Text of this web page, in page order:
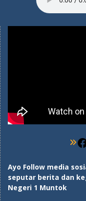
Ayo Follow media
seputar berita dan
Negeri 1 Muntok